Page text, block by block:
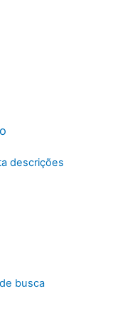
descrições
busca